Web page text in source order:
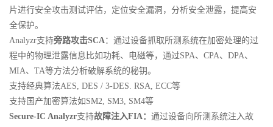
片进行安全攻击测试评估，定位安全漏洞，分析安全泄露，提高安
全保护。
Analyzr支持旁路攻击SCA：通过设备抓取所测系统在加密处理的过
程中的物理泄露信息比如功耗、电磁等，通过SPA、CPA、DPA、
MIA、TA等方法分析破解系统的秘钥。
支持经典算法AES, DES / 3-DES. RSA, ECC等
支持国产加密算法如SM2, SM3, SM4等
Secure-IC Analyzr支持故障注入FIA： 通过设备向所测系统注入故